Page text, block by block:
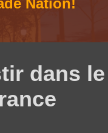
dans le